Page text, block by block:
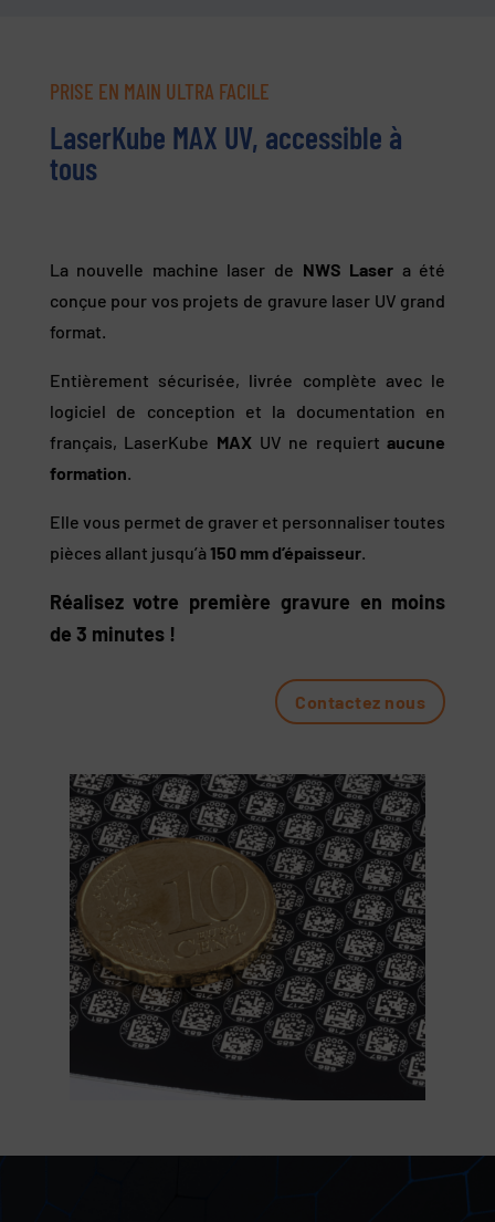
PRISE EN MAIN ULTRA FACILE
LaserKube MAX UV, accessible à
tous
La nouvelle machine laser de NWS Laser a été
conçue pour vos projets de gravure laser UV grand
format.
Entièrement sécurisée, livrée complète avec le
logiciel de conception et la documentation en
français, LaserKube MAXUV ne requiertaucune
formation.
Elle vous permet de graver et personnaliser toutes
pièces allant jusqu’à 150 mm d’épaisseur.
Réalisez votre première gravure en moins
de 3 minutes !
Contactez nous